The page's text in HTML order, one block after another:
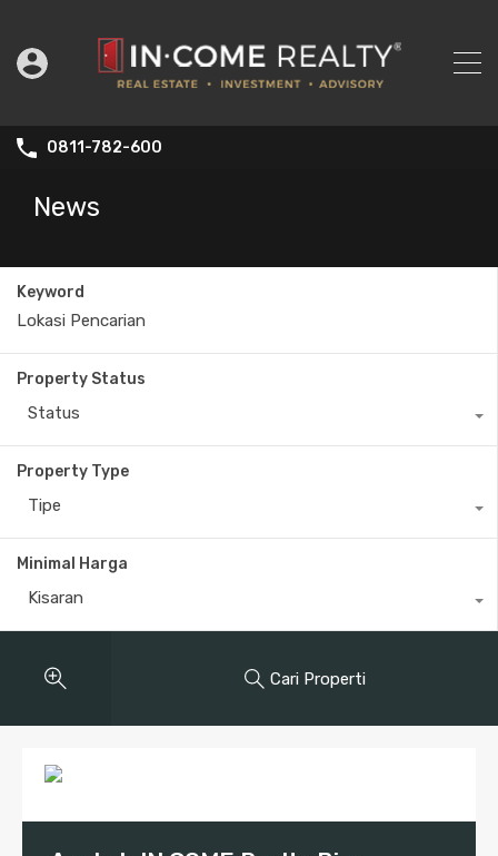
0811-782-600
News
Keyword
Property Status
Status
Property Type
Tipe
Minimal Harga
Kisaran
Cari Properti